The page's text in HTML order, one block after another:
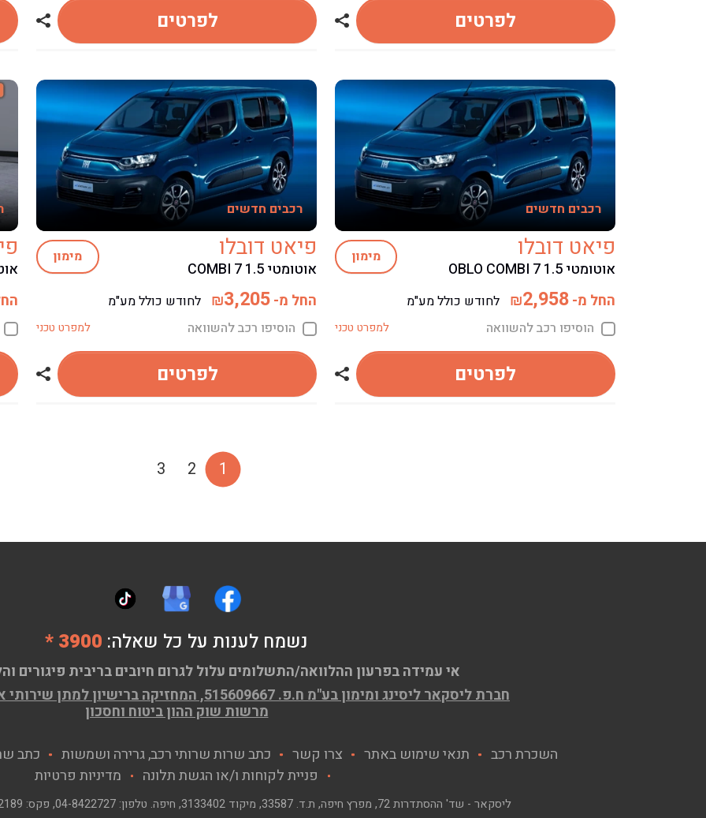
לפרטים שתף רכב פיאט דובלו לפרטים שתף
רכבים חדשים
פיאט דובלו
אוטומטי OBLO COMBI 7 1.5
מימון
החל מ- ₪2,958
לחודש כולל מע"מ
הוסיפו רכב להשוואה
למפרט טכני
לפרטים שתף רכב פיאט דובלו
רכבים חדשים
פיאט דובלו
אוטומטי COMBI 7 1.5
מימון
החל מ- ₪3,205
לחודש כולל מע"מ
הוסיפו רכב להשוואה
למפרט טכני
לפרטים שתף
1
2
3
נשמח לענות על כל שאלה: 3900 *
אי עמידה בפרעון ההלוואה/התשלומים עלול לגרום חיובים בריבית פיגורים
חברת ליסקאר ליסינג ומימון בע"מ ח.פ. 515609667, המחזיקה ברישיון למתן שירותי אשראי (מורחב) מ.ר 58593
מרשות שוק ההון ביטוח וחסכון
השכרת רכב
תנאי שימוש באתר צרו קשר כתב שרות שרותי רכב, גרירה ושמשות כתב
פניית לקוחות ו/או הגשת תלונה
מדיניות פרטיות
ליסקאר - שד' ההסתדרות 72, מפרץ חיפה , ת.ד. 33587, מיקוד 3133402, חיפה. טלפון: 04-8422727, פקס: